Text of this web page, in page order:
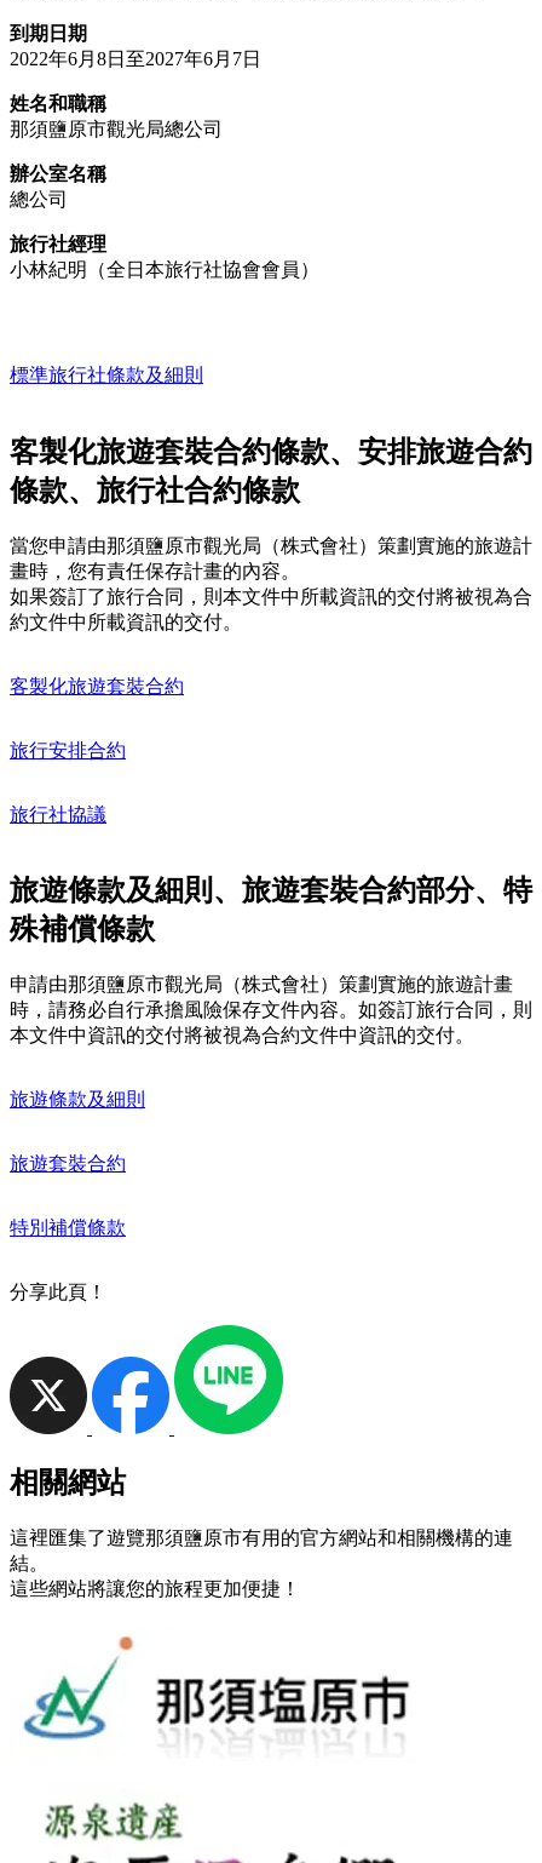
到期日期
2022年6月8日至2027年6月7日
姓名和職稱
那須鹽原市觀光局總公司
辦公室名稱
總公司
旅行社經理
小林紀明（全日本旅行社協會會員）
標準旅行社條款及細則
客製化旅遊套裝合約條款、安排旅遊合約
條款、旅行社合約條款
當您申請由那須鹽原市觀光局（株式會社）策劃實施的旅遊計
畫時，您有責任保存計畫的內容。
如果簽訂了旅行合同，則本文件中所載資訊的交付將被視為合
約文件中所載資訊的交付。
客製化旅遊套裝合約
旅行安排合約
旅行社協議
旅遊條款及細則、旅遊套裝合約部分、特
殊補償條款
申請由那須鹽原市觀光局（株式會社）策劃實施的旅遊計畫
時，請務必自行承擔風險保存文件內容。如簽訂旅行合同，則
本文件中資訊的交付將被視為合約文件中資訊的交付。
旅遊條款及細則
旅遊套裝合約
特別補償條款
分享此頁！
相關網站
這裡匯集了遊覽那須鹽原市有用的官方網站和相關機構的連
結。
這些網站將讓您的旅程更加便捷！